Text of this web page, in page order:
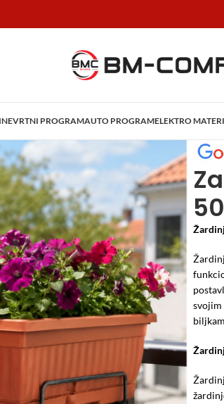
VRTNI PROGRAMAUTO PROGRAMELEKTRO
svojim